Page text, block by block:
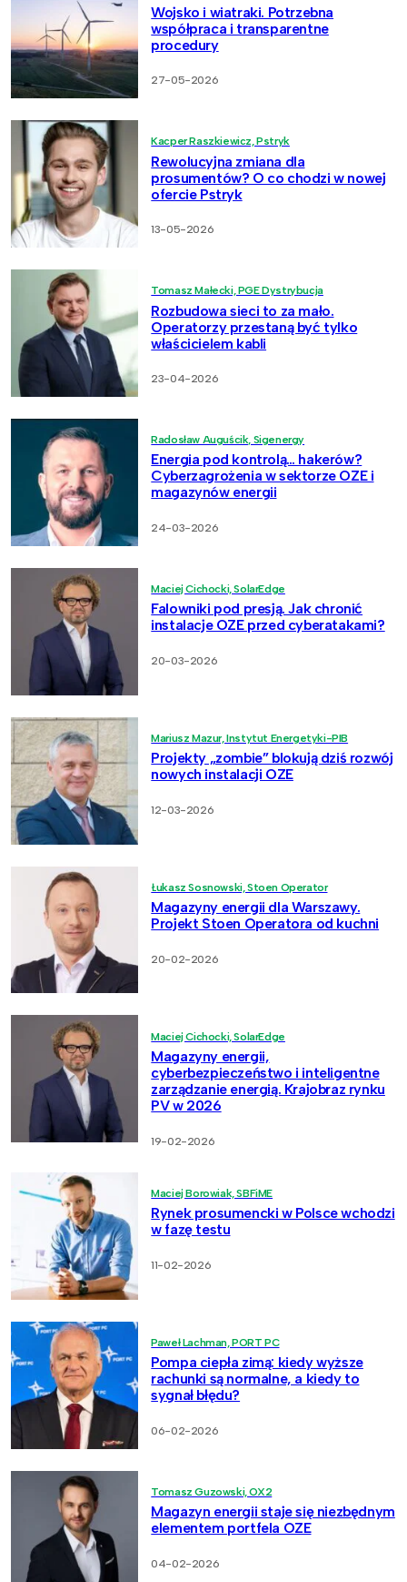
Wojsko i wiatraki. Potrzebna
współpraca i transparentne
procedury
27-05-2026
Kacper Raszkiewicz, Pstryk
Rewolucyjna zmiana dla
prosumentów? O co chodzi w nowej
ofercie Pstryk
13-05-2026
Tomasz Małecki, PGE Dystrybucja
Rozbudowa sieci to za mało.
Operatorzy przestaną być tylko
właścicielem kabli
23-04-2026
Radosław Auguścik, Sigenergy
Energia pod kontrolą… hakerów?
Cyberzagrożenia w sektorze OZE i
magazynów energii
24-03-2026
Maciej Cichocki, SolarEdge
Falowniki pod presją. Jak chronić
instalacje OZE przed cyberatakami?
20-03-2026
Mariusz Mazur, Instytut Energetyki-PIB
Projekty „zombie” blokują dziś rozwój
nowych instalacji OZE
12-03-2026
Łukasz Sosnowski, Stoen Operator
Magazyny energii dla Warszawy.
Projekt Stoen Operatora od kuchni
20-02-2026
Maciej Cichocki, SolarEdge
Magazyny energii,
cyberbezpieczeństwo i inteligentne
zarządzanie energią. Krajobraz rynku
PV w 2026
19-02-2026
Maciej Borowiak, SBFiME
Rynek prosumencki w Polsce wchodzi
w fazę testu
11-02-2026
Paweł Lachman, PORT PC
Pompa ciepła zimą: kiedy wyższe
rachunki są normalne, a kiedy to
sygnał błędu?
06-02-2026
Tomasz Guzowski, OX2
Magazyn energii staje się niezbędnym
elementem portfela OZE
04-02-2026